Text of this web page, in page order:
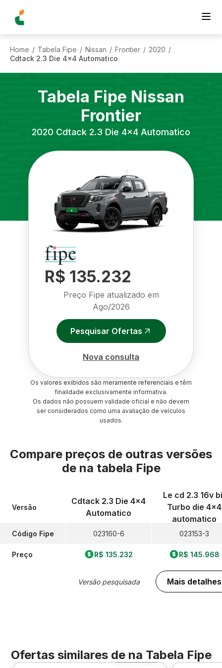
Home / Tabela Fipe / Nissan / Frontier / 2020 /
Cdtack 2.3 Die 4x4 Automatico
Tabela Fipe Nissan
Frontier
2020 Cdtack 2.3 Die 4x4 Automatico
R$ 135.232
Preço Fipe atualizado em
Ago/2026
Pesquisar Ofertas
Nova consulta
Os valores exibidos são meramente referenciais e têm
finalidade exclusivamente informativa.
Os dados não possuem validade oficial e não devem
ser considerados como uma avaliação de veículos
usados.
Compare preços de outras versões
de na tabela Fipe
Versão
Código Fipe
Preço
Cdtack 2.3 Die 4x4
Automatico
023160-6
R$ 135.232
Versão pesquisada
Le cd 2.3 16v
Turbo die 4x4
automatico
023153-3
R$ 145.968
Mais detalhes
Ofertas similares de na Tabela Fipe
Foto 360º